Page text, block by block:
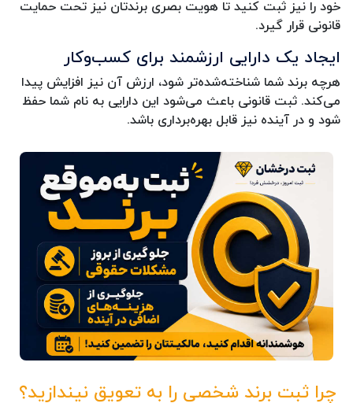
خود را نیز ثبت کنید تا هویت بصری برندتان نیز تحت حمایت
قانونی قرار گیرد.
ایجاد یک دارایی ارزشمند برای کسب‌وکار
هرچه برند شما شناخته‌شده‌تر شود، ارزش آن نیز افزایش پیدا
می‌کند. ثبت قانونی باعث می‌شود این دارایی به نام شما حفظ
شود و در آینده نیز قابل بهره‌برداری باشد.
چرا ثبت برند شخصی را به تعویق نیندازید؟